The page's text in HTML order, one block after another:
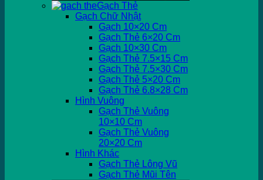
Gạch Thẻ
Gạch Chữ Nhật
Gạch 10×20 Cm
Gạch Thẻ 6×20 Cm
Gạch 10×30 Cm
Gạch Thẻ 7.5×15 Cm
Gạch Thẻ 7.5×30 Cm
Gạch Thẻ 5×20 Cm
Gạch Thẻ 6.8×28 Cm
Hình Vuông
Gạch Thẻ Vuông
10×10 Cm
Gạch Thẻ Vuông
20×20 Cm
Hình Khác
Gạch Thẻ Lông Vũ
Gạch Thẻ Mũi Tên